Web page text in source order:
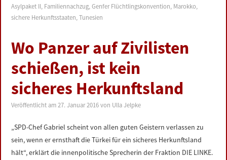
Asylpaket II, Familiennachzug,Genfer Flüchtlingskonvention, Marokko,
sichere Herkunftsstaaten,Tunesien
Wo Panzer auf Zivilisten
schießen, ist kein
sicheres Herkunftsland
Veröffentlicht am27. Januar 2016 von Ulla Jelpke
„SPD-Chef Gabriel scheint von allen guten Geistern verlassen zu
sein, wenn er ernsthaft die Türkei für ein sicheres Herkunftsland
hält“, erklärt die innenpolitische Sprecherin der Fraktion DIE LINKE.